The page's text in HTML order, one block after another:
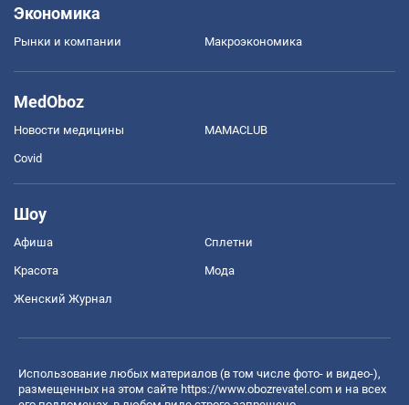
Экономика
Рынки и компании Mакроэкономика
MedOboz
Новости медицины MAMACLUB
Covid
Шоу
Афиша Сплетни
Красота Мода
Женский Журнал
Использование любых материалов (в том числе фото- и видео-),
размещенных на этом сайте https://www.obozrevatel.com и на всех